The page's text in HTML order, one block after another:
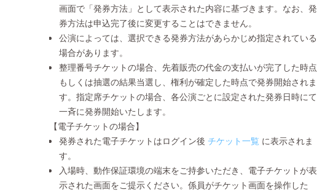
画面で「発券方法」として表示された内容に基づきます。なお、発
券方法は申込完了後に変更することはできません。
公演によっては、選択できる発券方法があらかじめ指定されている
場合があります。
整理番号チケットの場合、先着販売の代金の支払いが完了した時点
もしくは抽選の結果当選し、権利が確定した時点で発券開始されま
す。指定席チケットの場合、各公演ごとに設定された発券日時にて
一斉に発券開始いたします。
【電子チケットの場合】
発券された電子チケットはログイン後 チケット一覧 に表示されま
す。
入場時、動作保証環境の端末をご持参いただき、電子チケットが表
示された画面をご提示ください。係員がチケット画面を操作した